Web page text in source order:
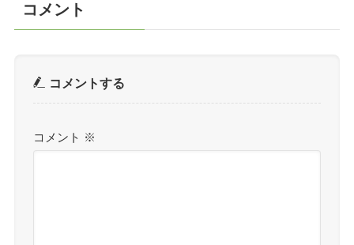
コメント
コメントする
コメント ※